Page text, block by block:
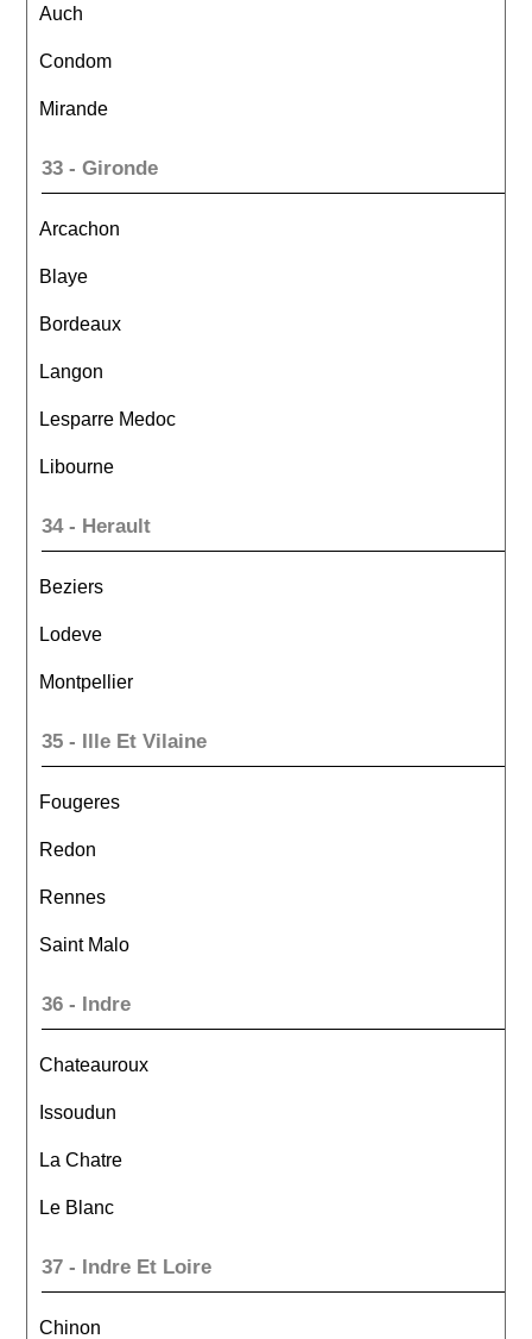
Auch
Condom
Mirande
33 - Gironde
Arcachon
Blaye
Bordeaux
Langon
Lesparre Medoc
Libourne
34 - Herault
Beziers
Lodeve
Montpellier
35 - Ille Et Vilaine
Fougeres
Redon
Rennes
Saint Malo
36 - Indre
Chateauroux
Issoudun
La Chatre
Le Blanc
37 - Indre Et Loire
Chinon